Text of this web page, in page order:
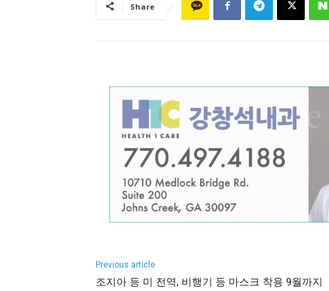
Share
Previous article
조지아 등 미 전역, 비행기 등 마스크 착용 9월까지